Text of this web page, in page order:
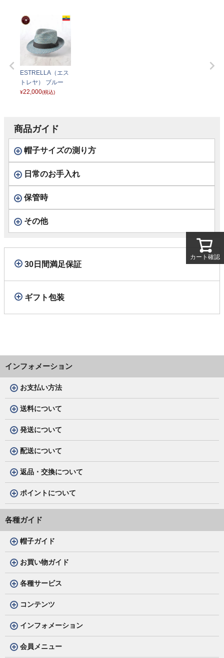
ESTRELLA（エス
トレヤ） ブルー
¥22,000(税込)
商品ガイド
帽子サイズの測り方
日常のお手入れ
保管時
その他
30日間満足保証
ギフト包装
インフォメーション
お支払い方法
送料について
発送について
配送について
返品・交換について
ポイントについて
各種ガイド
帽子ガイド
お買い物ガイド
各種サービス
コンテンツ
インフォメーション
会員メニュー
カート確認